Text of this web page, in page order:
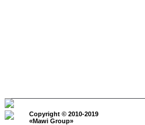
Copyright © 2010-2019
«Mawi Group»